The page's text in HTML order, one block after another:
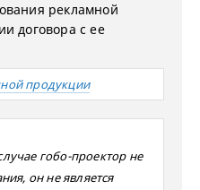
рекламной
договора с ее
продукции
гобо-проектор не
он не является